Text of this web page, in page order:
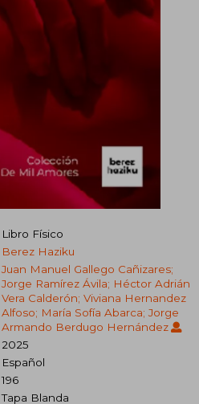
Libro Físico
Berez Haziku
Juan Manuel Gallego Cañizares;
Jorge Ramírez Ávila; Héctor Adrián
Vera Calderón; Viviana Hernandez
Alfoso; María Sofía Abarca; Jorge
Armando Berdugo Hernández
2025
Español
196
Tapa Blanda